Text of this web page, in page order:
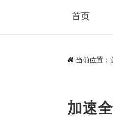
首页
当前位置：
加速